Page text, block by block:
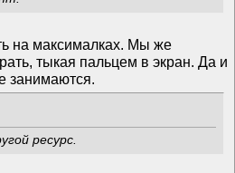
на максималках. Мы же
тыкая пальцем в экран. Да и
занимаются.
ресурс.